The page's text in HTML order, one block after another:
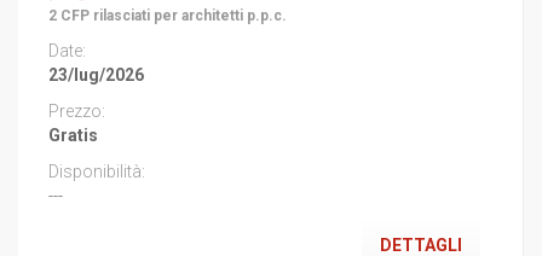
2 CFP rilasciati per architetti p.p.c.
23/lug/2026
Gratis
---
DETTAGLI